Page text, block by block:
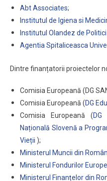
Abt Associates;
Institutul de Igiena si
Institutul Olandez de
Agentia Spitaliceasca
Dintre finanțatorii proiectelor
Comisia Europeană (DG
Comisia Europeană (DG
Comisia Europeană (
Națională Slovenă a
Vieții );
Ministerul Muncii din
Ministerul Fondurilor
Ministerul Finanțelor din